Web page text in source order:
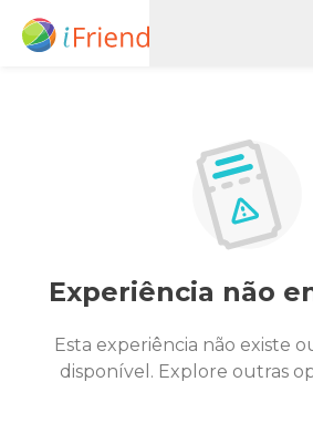
Experiência não
Esta experiência não existe
disponível. Explore outras